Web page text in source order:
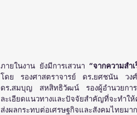
ภายในงาน ยังมีการเสวนา “จากความสำ
โดย รองศาสตราจารย์ ดร.ยศชนัน วง
ดร.สมบุญ สหสิทธิวัฒน์ รองผู้อำนวยกา
ละเอียดแนวทางและปัจจัยสำคัญที่จะทำใ
ส่งผลกระทบต่อเศรษฐกิจและสังคมไทยม